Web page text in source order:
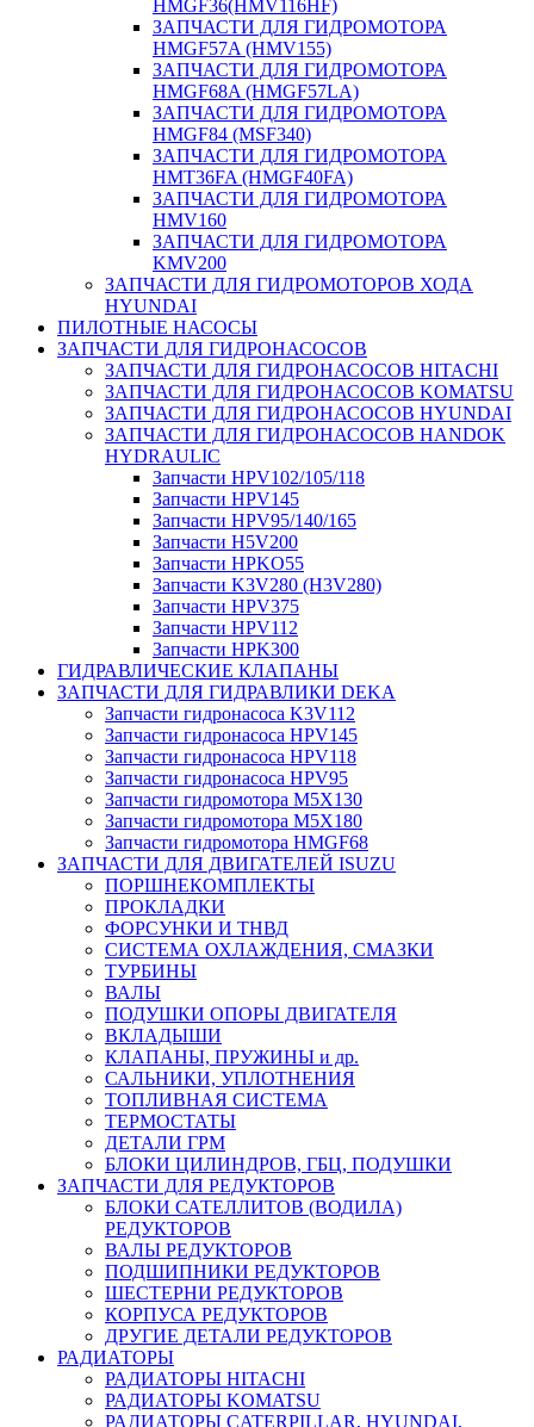
HMGF36(HMV116HF)
ЗАПЧАСТИ ДЛЯ ГИДРОМОТОРА
HMGF57A (HMV155)
ЗАПЧАСТИ ДЛЯ ГИДРОМОТОРА
HMGF68A (HMGF57LA)
ЗАПЧАСТИ ДЛЯ ГИДРОМОТОРА
HMGF84 (MSF340)
ЗАПЧАСТИ ДЛЯ ГИДРОМОТОРА
HMT36FA (HMGF40FA)
ЗАПЧАСТИ ДЛЯ ГИДРОМОТОРА
HMV160
ЗАПЧАСТИ ДЛЯ ГИДРОМОТОРА
KMV200
ЗАПЧАСТИ ДЛЯ ГИДРОМОТОРОВ ХОДА
HYUNDAI
ПИЛОТНЫЕ НАСОСЫ
ЗАПЧАСТИ ДЛЯ ГИДРОНАСОСОВ
ЗАПЧАСТИ ДЛЯ ГИДРОНАСОСОВ HITACHI
ЗАПЧАСТИ ДЛЯ ГИДРОНАСОСОВ KOMATSU
ЗАПЧАСТИ ДЛЯ ГИДРОНАСОСОВ HYUNDAI
ЗАПЧАСТИ ДЛЯ ГИДРОНАСОСОВ HANDOK
HYDRAULIC
Запчасти HPV102/105/118
Запчасти HPV145
Запчасти HPV95/140/165
Запчасти H5V200
Запчасти HPKO55
Запчасти K3V280 (H3V280)
Запчасти HPV375
Запчасти HPV112
Запчасти HPK300
ГИДРАВЛИЧЕСКИЕ КЛАПАНЫ
ЗАПЧАСТИ ДЛЯ ГИДРАВЛИКИ DEKA
Запчасти гидронасоса K3V112
Запчасти гидронасоса HPV145
Запчасти гидронасоса HPV118
Запчасти гидронасоса HPV95
Запчасти гидромотора M5X130
Запчасти гидромотора M5X180
Запчасти гидромотора HMGF68
ЗАПЧАСТИ ДЛЯ ДВИГАТЕЛЕЙ ISUZU
ПОРШНЕКОМПЛЕКТЫ
ПРОКЛАДКИ
ФОРСУНКИ И ТНВД
СИСТЕМА ОХЛАЖДЕНИЯ, СМАЗКИ
ТУРБИНЫ
ВАЛЫ
ПОДУШКИ ОПОРЫ ДВИГАТЕЛЯ
ВКЛАДЫШИ
КЛАПАНЫ, ПРУЖИНЫ и др.
САЛЬНИКИ, УПЛОТНЕНИЯ
ТОПЛИВНАЯ СИСТЕМА
ТЕРМОСТАТЫ
ДЕТАЛИ ГРМ
БЛОКИ ЦИЛИНДРОВ, ГБЦ, ПОДУШКИ
ЗАПЧАСТИ ДЛЯ РЕДУКТОРОВ
БЛОКИ САТЕЛЛИТОВ (ВОДИЛА)
РЕДУКТОРОВ
ВАЛЫ РЕДУКТОРОВ
ПОДШИПНИКИ РЕДУКТОРОВ
ШЕСТЕРНИ РЕДУКТОРОВ
КОРПУСА РЕДУКТОРОВ
ДРУГИЕ ДЕТАЛИ РЕДУКТОРОВ
РАДИАТОРЫ
РАДИАТОРЫ HITACHI
РАДИАТОРЫ KOMATSU
РАДИАТОРЫ CATERPILLAR, HYUNDAI,